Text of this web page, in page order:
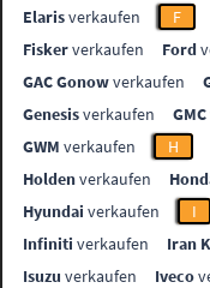
Elarisverkaufen F
Fiskerverkaufen Ford
GAC Gonowverkaufen
Genesisverkaufen GMC
GWM verkaufen H
Holdenverkaufen
Hyundai verkaufen I
Infiniti verkaufen Iran
Isuzu verkaufen Iveco